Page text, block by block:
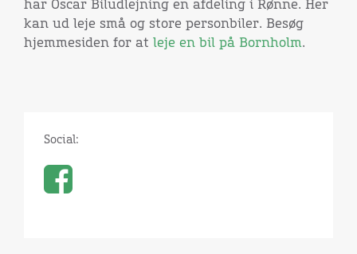
har Oscar Biludlejning en afdeling i Rønne. Her
kan ud leje små og store personbiler. Besøg
hjemmesiden for at leje en bil på Bornholm.
Social: